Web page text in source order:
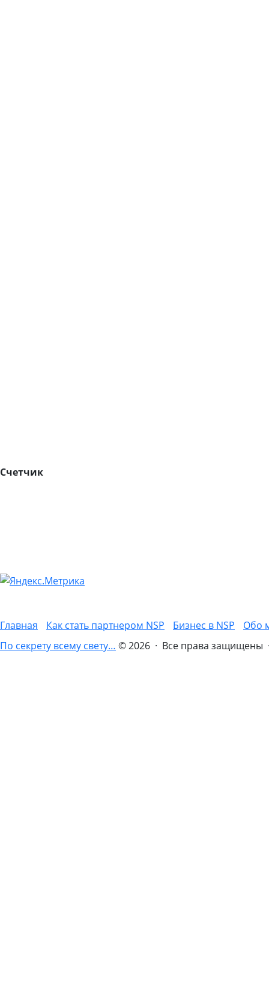
Счетчик
Главная Как стать партнером NSP Бизнес в NSP
Обо
По секрету всему свету… © 2026 · Все права защищены